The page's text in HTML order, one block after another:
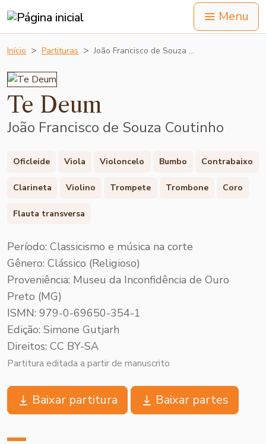
Menu
Início Partituras João Francisco de Souza …
Te Deum
João Francisco de Souza Coutinho
Oficleide Viola Violoncelo Bumbo Contrabaixo
Clarineta Violino Trompete Trombone Coro
Flauta transversa
Período: Classicismo e música na corte
Gênero: Clássico (Religioso)
Proveniência: Museu da Inconfidência de Ouro
Preto (MG)
ISMN: 979-0-69650-354-1
Edição: Simone Gutjarh
Direitos: CC BY-SA
Partitura editada a partir de manuscrito
Baixar partitura Baixar partes